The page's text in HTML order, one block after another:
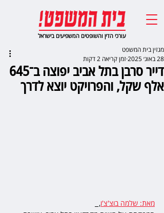
עורכי הדין והשופטים המשפיעים בישראל
דייר סרבן בתל אביב יפוצה ב־645
אלף שקל, והפרויקט יוצא לדרך
מגזין בית המשפט
28 באוג׳ 2025
זמן קריאה 2 דקות
מאת: שלמה בוצ'צ'ו,